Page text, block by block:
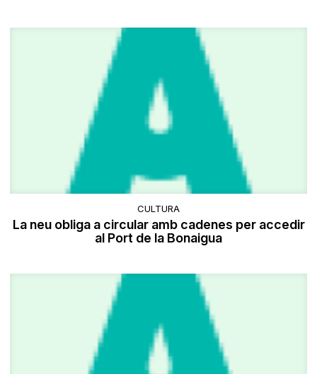
CULTURA
​La neu obliga a circular amb cadenes per accedir
al Port de la Bonaigua